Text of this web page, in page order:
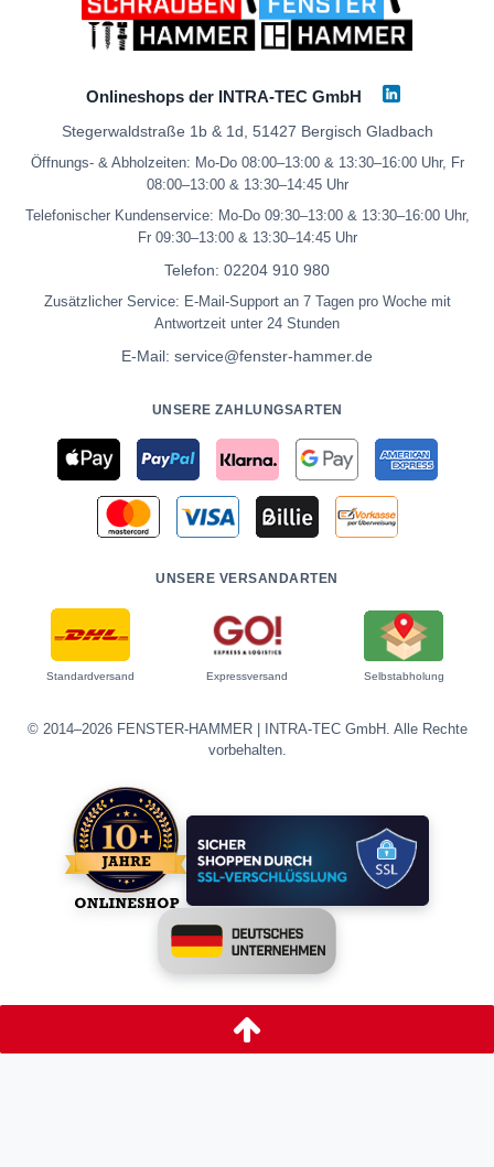
Onlineshops der INTRA-TEC GmbH
Stegerwaldstraße 1b & 1d, 51427 Bergisch Gladbach
Öffnungs- & Abholzeiten: Mo-Do 08:00–13:00 & 13:30–16:00 Uhr, Fr
08:00–13:00 & 13:30–14:45 Uhr
Telefonischer Kundenservice: Mo-Do 09:30–13:00 & 13:30–16:00 Uhr,
Fr 09:30–13:00 & 13:30–14:45 Uhr
Telefon: 02204 910 980
Zusätzlicher Service: E-Mail-Support an 7 Tagen pro Woche mit
Antwortzeit unter 24 Stunden
E-Mail: service@fenster-hammer.de
UNSERE ZAHLUNGSARTEN
UNSERE VERSANDARTEN
Standardversand Expressversand Selbstabholung
© 2014–2026 FENSTER-HAMMER | INTRA-TEC GmbH. Alle Rechte
vorbehalten.